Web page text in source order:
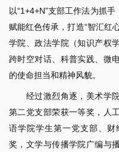
以“1+4+N”支部工作法为抓
赋能红色传承，打造“智汇红
学院、政法学院（知识产权
跨时空对话、科普实践、微
的使命担当和精神风貌。
经过激烈角逐，美术学
第二党支部荣获一等奖，人
语学院学生第一党支部、
奖，文学与传播学院广编与